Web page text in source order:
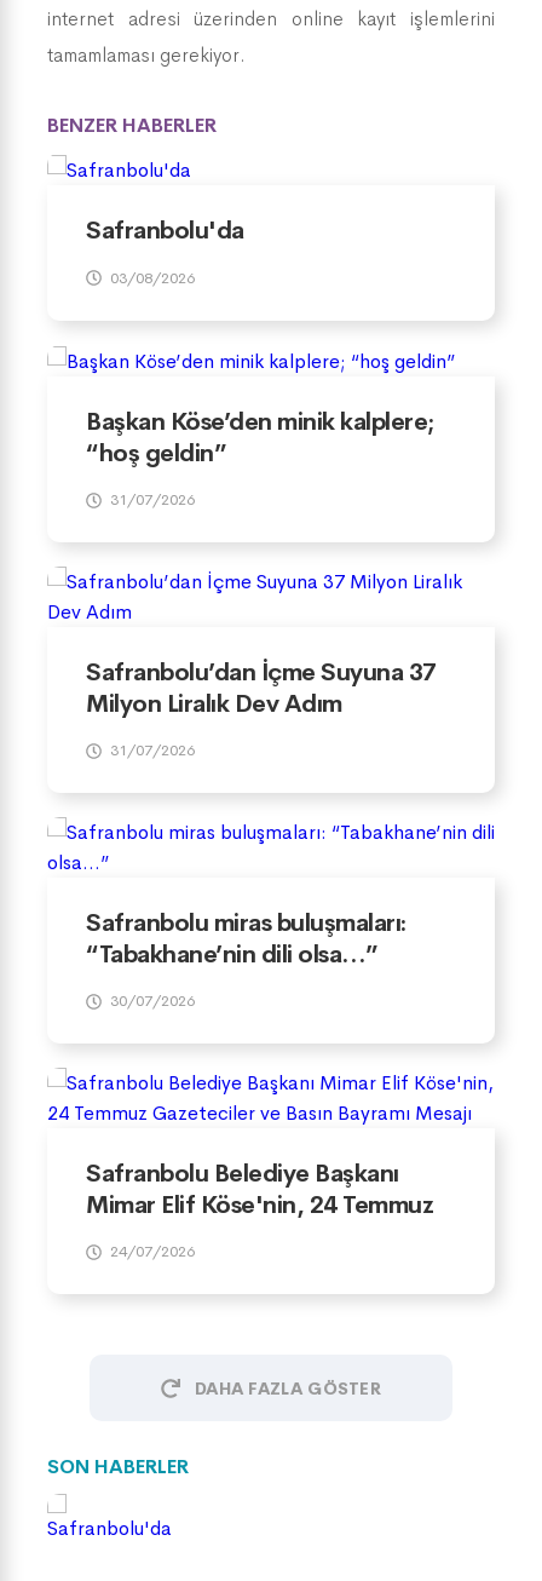
SON HABERLER
internet adresi üzerinden online kayıt işlemlerini
tamamlaması gerekiyor.
BENZER HABERLER
Safranbolu'da
03/08/2026
Başkan Köse’den minik kalplere;
“hoş geldin”
31/07/2026
Safranbolu’dan İçme Suyuna 37
Milyon Liralık Dev Adım
31/07/2026
Safranbolu miras buluşmaları:
“Tabakhane’nin dili olsa…”
30/07/2026
Safranbolu Belediye Başkanı
Mimar Elif Köse'nin, 24 Temmuz
Gazeteciler ve Basın Bayramı
Mesajı
24/07/2026
DAHA FAZLA GÖSTER